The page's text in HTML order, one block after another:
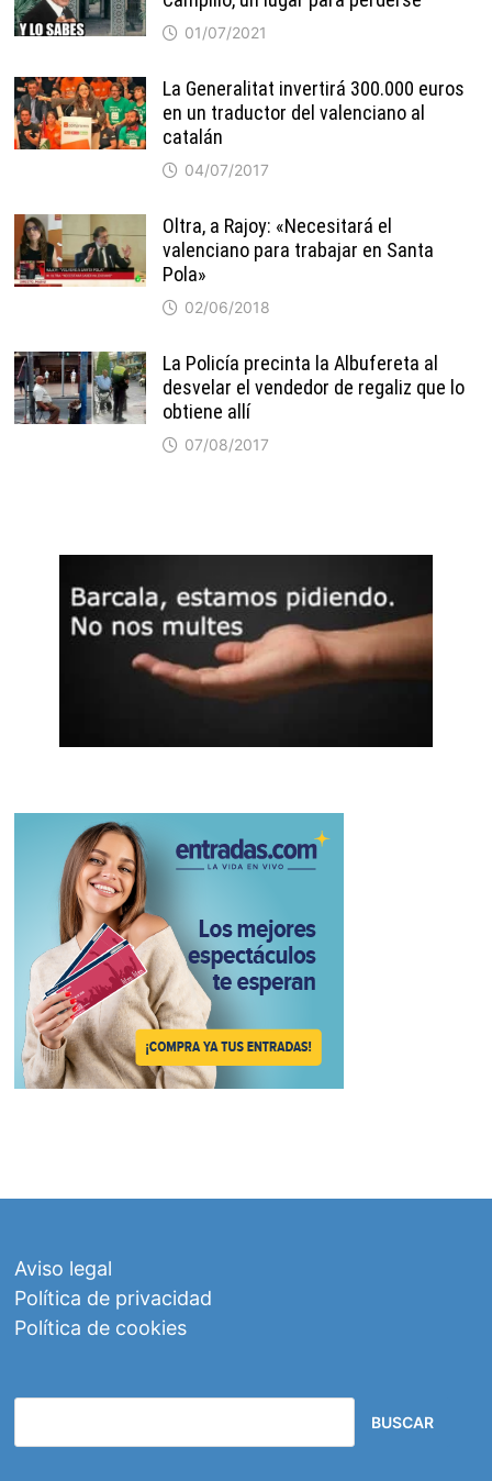
01/07/2021
La Generalitat invertirá 300.000 euros
en un traductor del valenciano al
catalán
04/07/2017
Oltra, a Rajoy: «Necesitará el
valenciano para trabajar en Santa
Pola»
02/06/2018
La Policía precinta la Albufereta al
desvelar el vendedor de regaliz que lo
obtiene allí
07/08/2017
Aviso legal
Política de privacidad
Política de cookies
BUSCAR